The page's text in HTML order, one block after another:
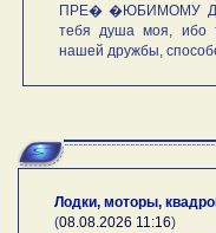
ПРЕ� �ЮБИМОМУ
тебя душа моя, ибо
нашей дружбы,
Лодки, моторы,
(08.08.2026 11:16)